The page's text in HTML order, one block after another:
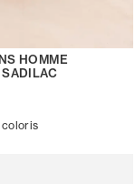
HOMME
coloris